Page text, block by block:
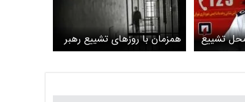
محل تشییع
شوند
همزمان با روزهای تشییع رهبر
شهید ۸۵۰ زندانی آزاد می‌شوند